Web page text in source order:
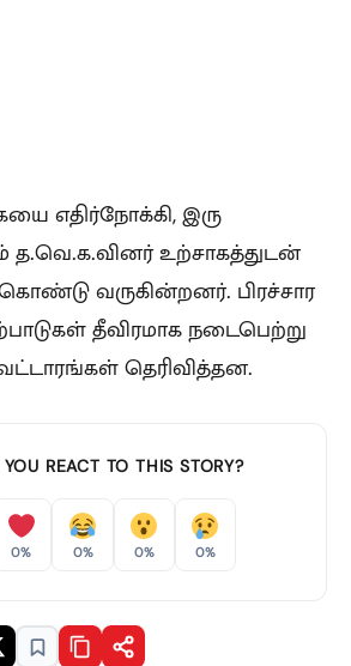
எதிர்நோக்கி, இரு
த.வெ.க.வினர் உற்சாகத்துடன்
வருகின்றனர். பிரச்சார
தீவிரமாக நடைபெற்று
தெரிவித்தன.
REACT TO THIS STORY?
0% 0% 0% 0%